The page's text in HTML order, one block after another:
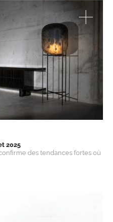
2025
des tendances fortes où